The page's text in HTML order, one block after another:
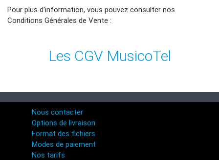
Pour plus d'information, vous pouvez consulter nos
Conditions Générales de Vente :
Les CGV MusicoTel
Nous contacter
Options de livraison
Format des fichiers
Modes de paiement
Nos tarifs